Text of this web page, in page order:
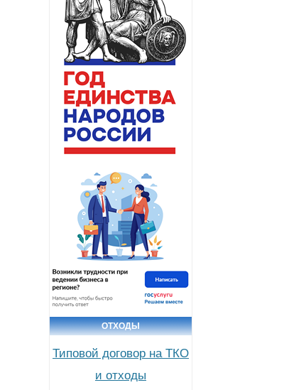
ОТХОДЫ
Типовой договор на ТКО
и отходы